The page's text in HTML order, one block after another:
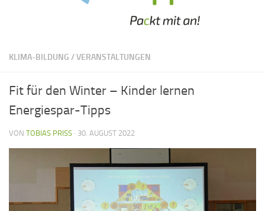
KLIMA-BILDUNG /VERANSTALTUNGEN
Fit für den Winter – Kinder lernen
Energiespar-Tipps
VON TOBIAS PRISS · 30. AUGUST 2022